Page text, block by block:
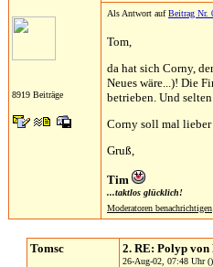
8919 Beiträge
Als Antwort aufBeitrag Nr.
Tom,
da hat sich Corny,
Neues wäre...)! Die
betrieben. Und
Corny soll mal lieber
Gruß,
Tim
...taktlos glücklich!
Moderatoren benachrichtigen
Tomsc 2. RE: Polyp
26-Aug-02, 07:48 Uhr ()